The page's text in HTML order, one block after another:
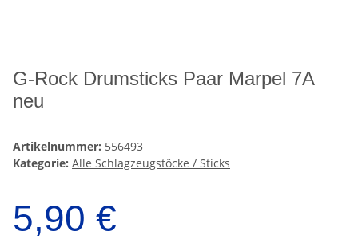
G-Rock Drumsticks Paar Marpel 7A
neu
Artikelnummer: 556493
Kategorie: Alle Schlagzeugstöcke / Sticks
5,90 €